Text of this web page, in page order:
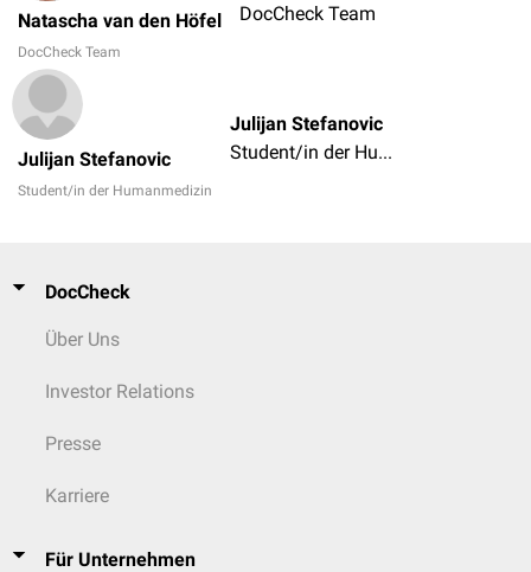
Natascha van den Höfel
DocCheck Team
DocCheck Team
Julijan Stefanovic
Student/in der Humanmedizin
Julijan Stefanovic
Student/in der Humanmedizin
DocCheck
Über Uns
Investor Relations
Presse
Karriere
Für Unternehmen